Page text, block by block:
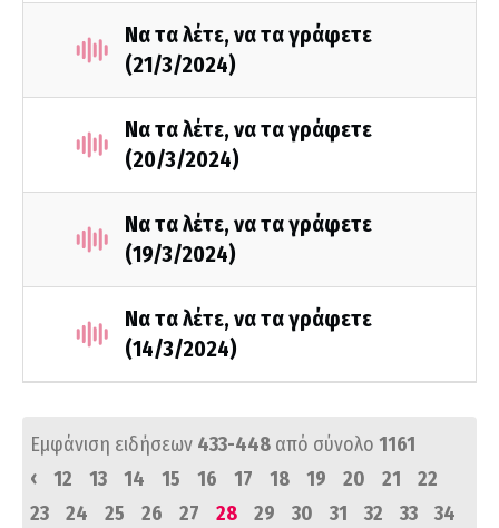
Να τα λέτε, να τα γράφετε
(21/3/2024)
Να τα λέτε, να τα γράφετε
(20/3/2024)
Να τα λέτε, να τα γράφετε
(19/3/2024)
Να τα λέτε, να τα γράφετε
(14/3/2024)
Εμφάνιση ειδήσεων 433-448 από σύνολο 1161
‹
12 13 14 15 16 17 18 19 20 21
22
23
24 25 26 27 28 29 30 31 32 33
34